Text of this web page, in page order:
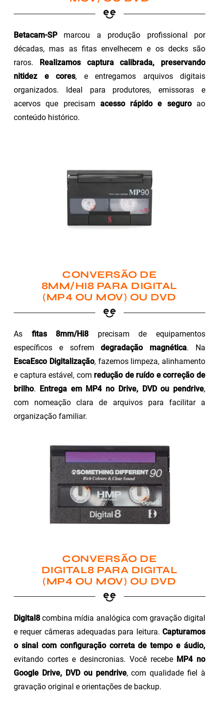
Betacam-SPmarcou a produção profissional por
décadas, mas as fitas envelhecem e os decks são
raros.
Realizamos captura calibrada, preservando
nitidez e cores, e entregamos arquivos digitais
organizados. Ideal para produtores, emissoras e
acervos que precisam acesso rápido e seguroao
conteúdo histórico.
CONVERSÃO DE
8MM/HI8 PARA DIGITAL
(MP4 OU MOV) OU DVD
As fitas 8mm/Hi8 precisam de equipamentos
específicos e sofremdegradação magnética. Na
EscaEsco Digitalização, fazemos limpeza, alinhamento
e captura estável, com redução de ruído e correção de
brilho. Entrega em MP4 no Drive, DVD ou pendrive,
com nomeação clara de arquivos para facilitar a
organização familiar.
CONVERSÃO DE
DIGITAL8 PARA DIGITAL
(MP4 OU MOV) OU DVD
Digital8 combina mídia analógica com gravação digital
e requer câmeras adequadas para leitura. Capturamos
o sinal com configuração correta de tempo e áudio,
evitando cortes e desincronias. Você recebe MP4 no
Google Drive, DVD ou pendrive, com qualidade fiel à
gravação original e orientações de backup.